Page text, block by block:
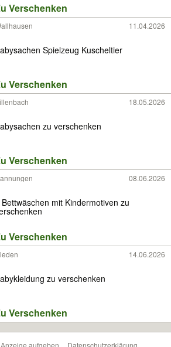
Verschenken
11.04.2026
Spielzeug Kuscheltier
Verschenken
18.05.2026
zu verschenken
Verschenken
08.06.2026
mit Kindermotiven zu
Verschenken
14.06.2026
zu verschenken
Verschenken
Anzeige aufgeben Datenschutzerklärung